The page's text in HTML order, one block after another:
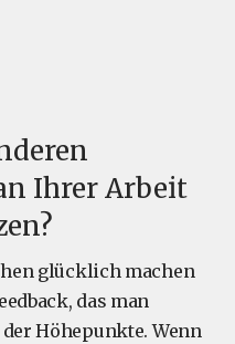
Ihrer Arbeit
glücklich machen
das man
Höhepunkte. Wenn